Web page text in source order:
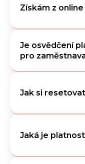
Získám z
Je osvědčení
pro
Jak si
Jaká je